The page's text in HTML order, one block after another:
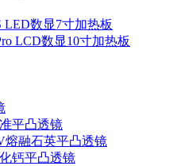
LED数显7寸加热板
LCD数显10寸加热板
平凸透镜
熔融石英平凸透镜
钙平凸透镜